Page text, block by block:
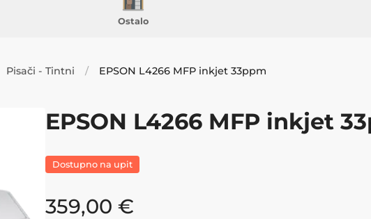
Ostalo
Pisači - Tintni EPSON L4266 MFP inkjet 33ppm
EPSON L4266 MFP inkjet
Dostupno na upit
359,00 €